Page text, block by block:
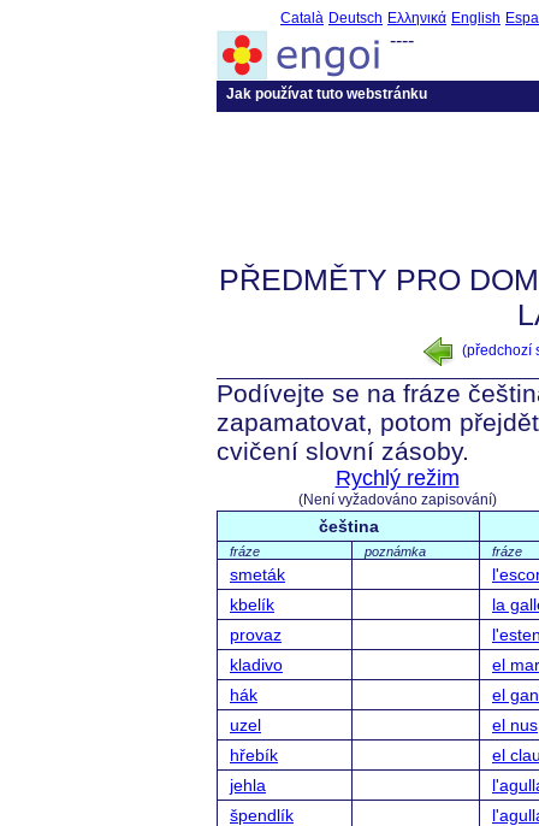
Català Deutsch Ελληνικά English
----
Jak používat tuto webstránku
PŘEDMĚTY PRO
(předchozí
Podívejte se na fráze
zapamatovat, potom
cvičení slovní zásoby.
Rychlý režim
(Není vyžadováno zapisování)
čeština
fráze poznámka fráze
smeták
kbelík
la
provaz
kladivo
el
hák
el
uzel
el nus
hřebík
el
jehla
špendlík